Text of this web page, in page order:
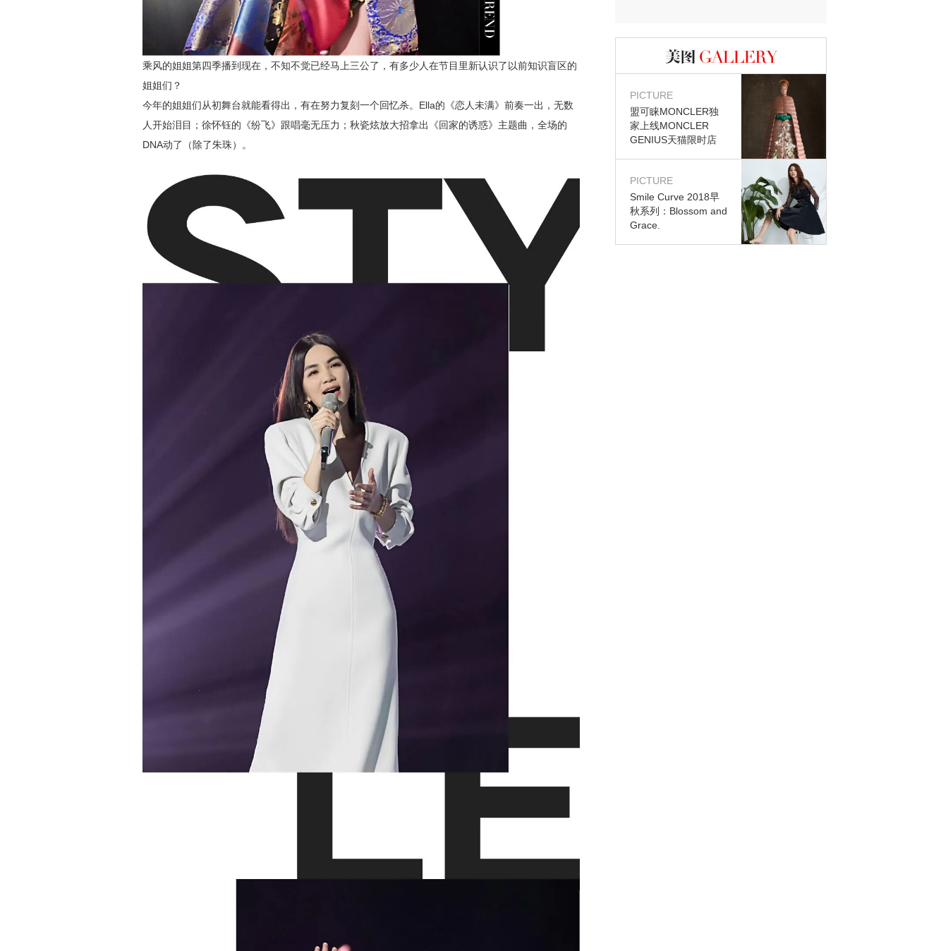
乘风的姐姐第四季播到现在，不知不觉已经马上三公了，有多少人在节目里新认识了以前知识盲区的
姐姐们？
今年的姐姐们从初舞台就能看得出，有在努力复刻一个回忆杀。Ella的《恋人未满》前奏一出，无数
人开始泪目；徐怀钰的《纷飞》跟唱毫无压力；秋瓷炫放大招拿出《回家的诱惑》主题曲，全场的
DNA动了（除了朱珠）。
图库
PICTURE
盟可睐MONCLER独
家上线MONCLER
GENIUS天猫限时店
PICTURE
Smile Curve 2018早
秋系列：Blossom and
Grace.